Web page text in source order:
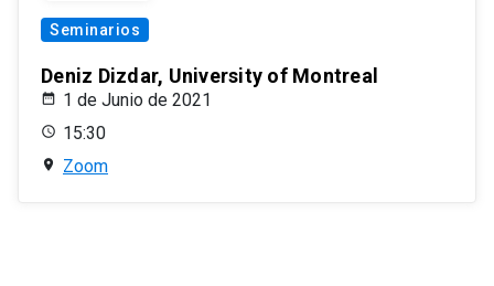
Seminarios
Deniz Dizdar, University of Montreal
1 de Junio de 2021
15:30
Zoom